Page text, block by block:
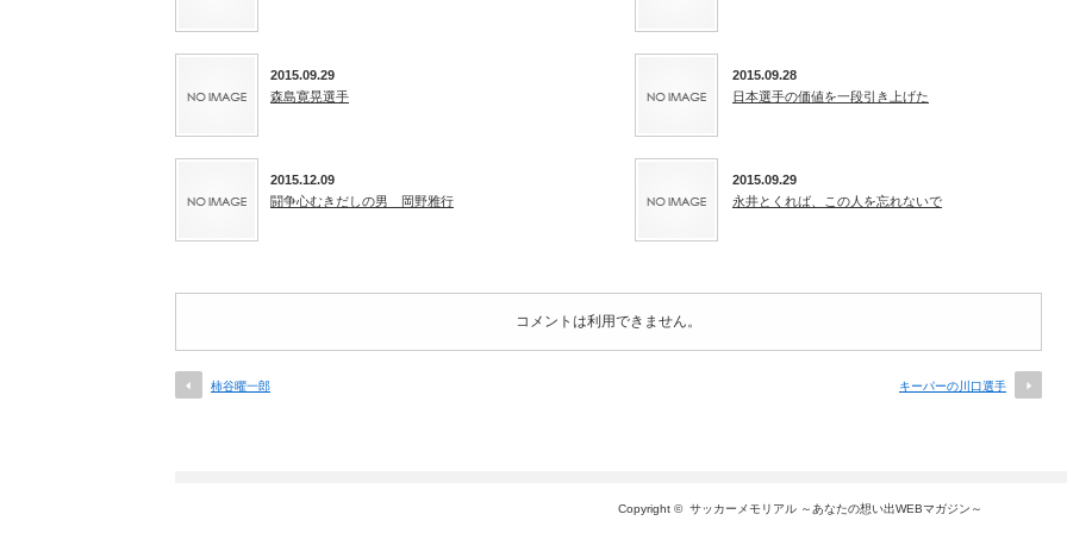
2015.09.29
森島寛晃選手
2015.09.28
日本選手の価値を一段引き上げた
2015.12.09
闘争心むきだしの男 岡野雅行
2015.09.29
永井とくれば、この人を忘れないで
コメントは利用できません。
柿谷曜一郎 キーパーの川口選手
Copyright © サッカーメモリアル ～あなたの想い出WEBマガジン～